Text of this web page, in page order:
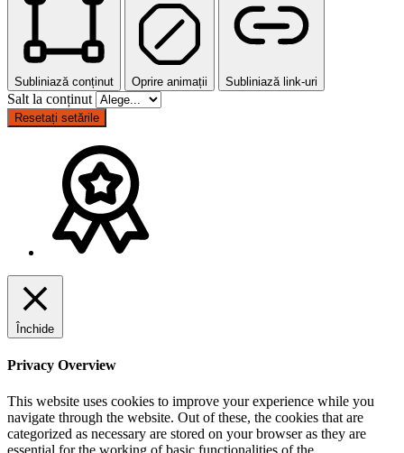
Subliniază conținut Oprire animații Subliniază link-uri
Salt la conținut
Resetați setările
Închide
Privacy Overview
This website uses cookies to improve your experience while you
navigate through the website. Out of these, the cookies that are
categorized as necessary are stored on your browser as they are
essential for the working of basic functionalities of the